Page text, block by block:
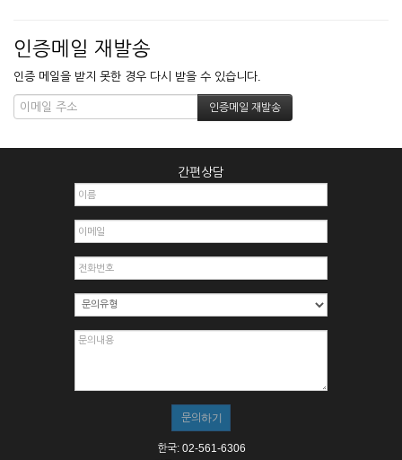
인증메일 재발송
인증 메일을 받지 못한 경우 다시 받을 수 있습니다.
간편상담
한국: 02-561-6306